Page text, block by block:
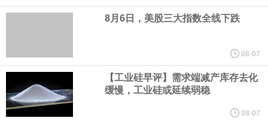
一场审判。在那次审判中，新墨西哥州陪审团认定“元”公司需就涉嫌
导致青少年心理健康问题及利用其产品进行性剥削的行为，承担
3.75亿美元的罚款。这5.67亿美元是在3.75亿美元罚款基础上追加
8月6日，美股三大指数全线下跌
08-07
【工业硅早评】需求端减产库存去化
缓慢，工业硅或延续弱稳
08-07